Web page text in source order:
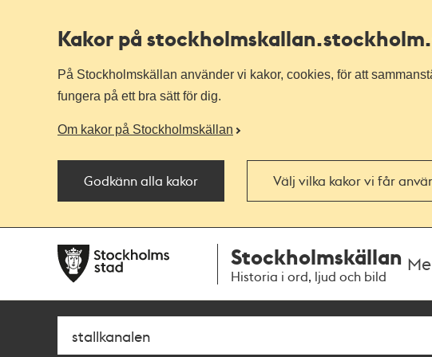
Kakor på stockholmskallan
På Stockholmskällan använder vi kakor, cookies, för att
fungera på ett bra sätt för dig.
Om kakor på Stockholmskällan
Godkänn alla kakor Välj vilka kakor vi får
navigationen
huvudinnehållet
Stockholmskällan
Historia i ord, ljud och bild
Sök